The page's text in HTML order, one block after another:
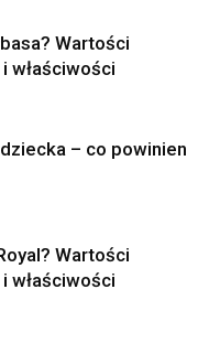
Wartości
właściwości
– co powinien
Wartości
właściwości